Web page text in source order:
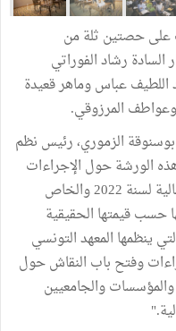
على حصتين ثلة من
رشاد الفوراتي
اللطيف عباس وماهر قعيدة
المرزوقي.
الزموري، رئيس نظم
الورشة حول الإجراءات
الجديدة الواردة بالفصل 20 من قانون المالية لسنة 2022 والخاص
حسب قيمتها الحقيقية
ينظمها المعهد التونسي
وفتح باب النقاش حول
والجامعيين